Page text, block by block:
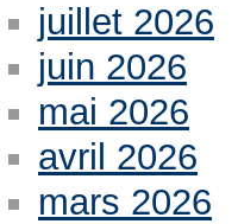
juillet 2026
juin 2026
mai 2026
avril 2026
mars 2026